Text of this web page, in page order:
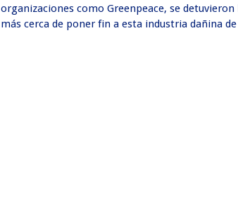
organizaciones como Greenpeace, se
más cerca de poner fin a esta industria dañina